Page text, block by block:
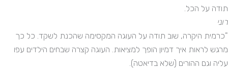
תודה על הכל.
רוני
"כרמית היקרה, שוב תודה על העוגה המקסימה שהכנת לשקד. כל כך
מרגש לראות איך דמיון הופך למציאות. העוגה קצרה שבחים הילדים עפו
עליה וגם ההורים (שלא בדיאטה).